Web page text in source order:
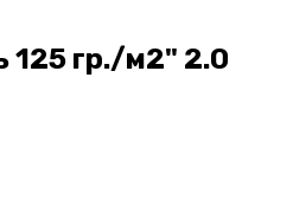
125 гр./м2" 2.0